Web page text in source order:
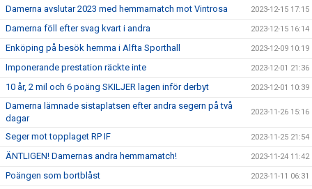
Damerna avslutar 2023 med hemmamatch mot Vintrosa 2023-12-15 17:15
Damerna föll efter svag kvart i andra 2023-12-15 16:14
Enköping på besök hemma i Alfta Sporthall 2023-12-09 10:19
Imponerande prestation räckte inte 2023-12-01 21:36
10 år, 2 mil och 6 poäng SKILJER lagen inför derbyt 2023-12-01 10:39
Damerna lämnade sistaplatsen efter andra segern på två
dagar
2023-11-26 15:16
Seger mot topplaget RP IF 2023-11-25 21:54
ÄNTLIGEN! Damernas andra hemmamatch! 2023-11-24 11:42
Poängen som bortblåst 2023-11-11 06:31